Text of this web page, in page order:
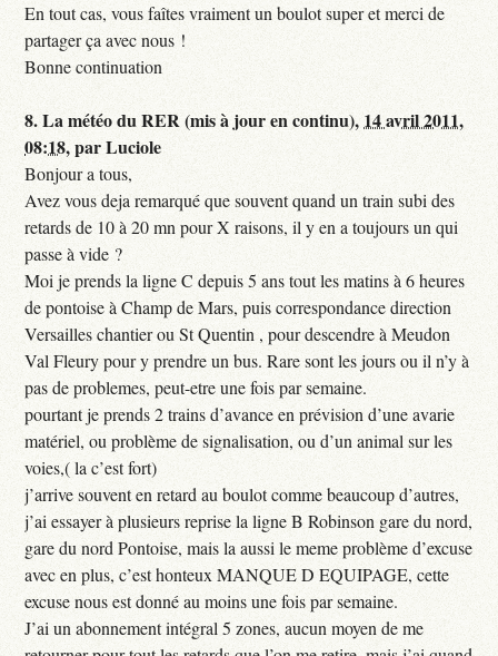
En tout cas, vous faîtes vraiment un boulot super et merci de
partager ça avec nous !
Bonne continuation
8.La météo du RER (mis à jour en continu), 14 avril 2011,
08:18,parLuciole
Bonjour a tous,
Avez vous deja remarqué que souvent quand un train subi des
retards de 10 à 20 mn pour X raisons, il y en a toujours un qui
passe à vide ?
Moi je prends la ligne C depuis 5 ans tout les matins à 6 heures
de pontoise à Champ de Mars, puis correspondance direction
Versailles chantier ou St Quentin , pour descendre à Meudon
Val Fleury pour y prendre un bus. Rare sont les jours ou il n’y à
pas de problemes, peut-etre une fois par semaine.
pourtant je prends 2 trains d’avance en prévision d’une avarie
matériel, ou problème de signalisation, ou d’un animal sur les
voies,( la c’est fort)
j’arrive souvent en retard au boulot comme beaucoup d’autres,
j’ai essayer à plusieurs reprise la ligne B Robinson gare du nord,
gare du nord Pontoise, mais la aussi le meme problème d’excuse
avec en plus, c’est honteux MANQUE D EQUIPAGE, cette
excuse nous est donné au moins une fois par semaine.
J’ai un abonnement intégral 5 zones, aucun moyen de me